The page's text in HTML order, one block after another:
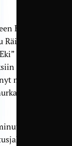
Eric
pääsi
mitään
ja